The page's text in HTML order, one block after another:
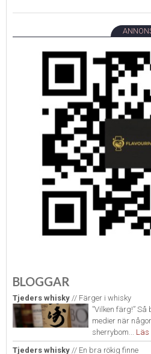
BLOGGAR
Tjeders whisky // Färger i whisky
”Vilken färg!”
medier när
sherrybom... Läs
Tjeders whisky // En bra rökig finne